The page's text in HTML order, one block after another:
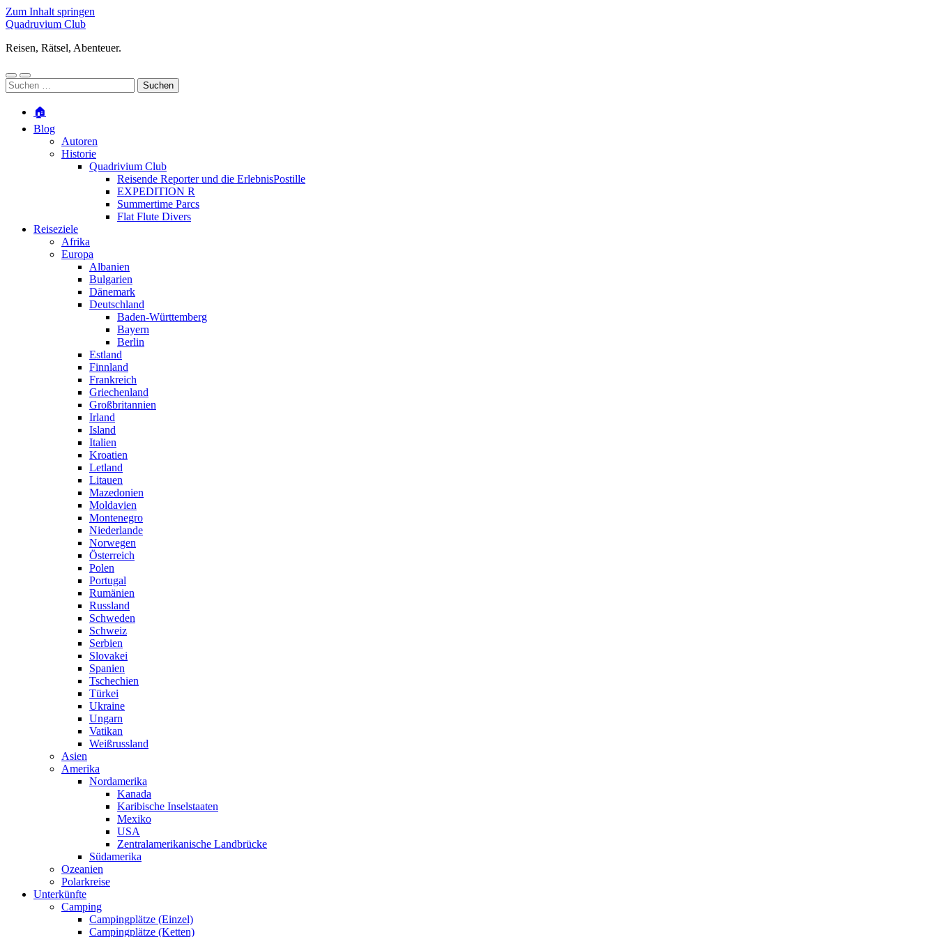
Zum Inhalt springen
Quadruvium Club
Reisen, Rätsel, Abenteuer.
Mobile-
Menü
Suchfeld
ein-/ausblenden
Suchen
nach:
🏠
Blog
Autoren
Historie
Quadrivium Club
Reisende Reporter und die ErlebnisPostille
EXPEDITION R
Summertime Parcs
Flat Flute Divers
Reiseziele
Afrika
Europa
Albanien
Bulgarien
Dänemark
Deutschland
Baden-Württemberg
Bayern
Berlin
Estland
Finnland
Frankreich
Griechenland
Großbritannien
Irland
Island
Italien
Kroatien
Letland
Litauen
Mazedonien
Moldavien
Montenegro
Niederlande
Norwegen
Österreich
Polen
Portugal
Rumänien
Russland
Schweden
Schweiz
Serbien
Slovakei
Spanien
Tschechien
Türkei
Ukraine
Ungarn
Vatikan
Weißrussland
Asien
Amerika
Nordamerika
Kanada
Karibische Inselstaaten
Mexiko
USA
Zentralamerikanische Landbrücke
Südamerika
Ozeanien
Polarkreise
Unterkünfte
Camping
Campingplätze (Einzel)
Campingplätze (Ketten)